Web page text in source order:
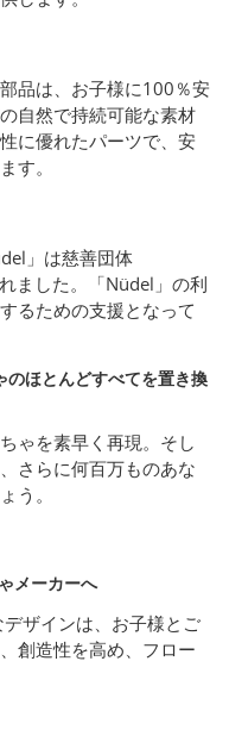
品は、お子様に100％安
自然で持続可能な素材
に優れたパーツで、安
す。
」は慈善団体
ました。「Nüdel」の利
るための支援となって
のほとんどすべてを置き換
ゃを素早く再現。そし
さらに何百万ものあな
う。
メーカーへ
デザインは、お子様とご
創造性を高め、フロー